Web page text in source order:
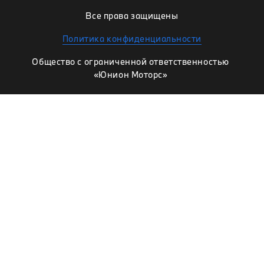
Все права защищены
Политика конфиденциальности
Общество с ограниченной ответственностью
«Юнион Моторс»